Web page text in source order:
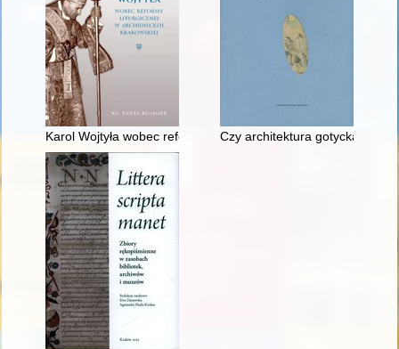
Karol Wojtyła wobec reformy liturgicznej w archidiecezji
Czy architektura gotycka